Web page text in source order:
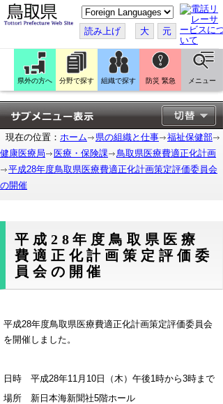
こ
の
ペ
ー
ジ
翻
訳
す
る
読み上げ 大 元
県外の方へ 分野で探す 組織で探す 防災 緊急 メニュー
現在の位置： ホーム 県の組織と仕事
福祉保健部
健康医療局
医療・保険課
鳥取県医療費適正化計画
平成28年度鳥取県医療費適正化計画策定評価委員会
の開催
平成28年度鳥取県医療
費適正化計画策定評価委
員会の開催
平成28年度鳥取県医療費適正化計画策定評価委員会
を開催しました。
日時 平成28年11月10日（木）午後1時から3時まで
場所 新日本海新聞社5階ホール